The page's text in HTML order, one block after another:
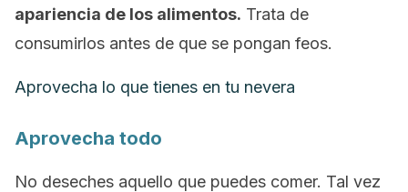
apariencia de los alimentos. Trata de
consumirlos antes de que se pongan feos.
Aprovecha lo que tienes en tu nevera
Aprovecha todo
No deseches aquello que puedes comer. Tal vez